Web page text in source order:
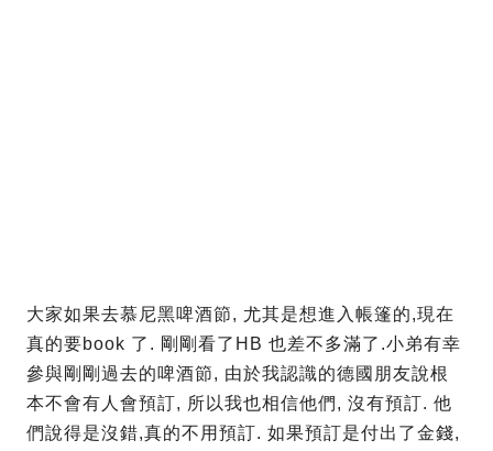
大家如果去慕尼黑啤酒節, 尤其是想進入帳篷的,現在
真的要book 了. 剛剛看了HB 也差不多滿了.小弟有幸
參與剛剛過去的啤酒節, 由於我認識的德國朋友說根
本不會有人會預訂, 所以我也相信他們, 沒有預訂. 他
們說得是沒錯,真的不用預訂. 如果預訂是付出了金錢,